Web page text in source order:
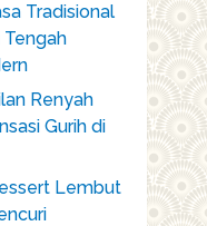
Tradisional
Renyah
Gurih di
Lembut